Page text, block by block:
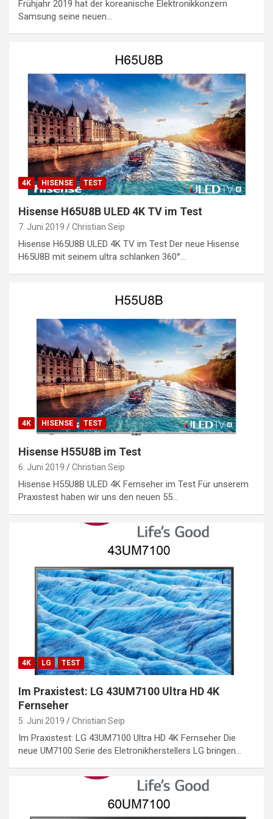
Frühjahr 2019 hat der koreanische Elektronikkonzern
Samsung seine neuen…
4K HISENSE TEST
Hisense H65U8B ULED 4K TV im Test
7. Juni 2019 Christian Seip
Hisense H65U8B ULED 4K TV im Test Der neue Hisense
H65U8B mit seinem ultra schlanken 360°…
4K HISENSE TEST
Hisense H55U8B im Test
6. Juni 2019 Christian Seip
Hisense H55U8B ULED 4K Fernseher im Test Für unserem
Praxistest haben wir uns den neuen 55…
4K LG TEST
Im Praxistest: LG 43UM7100 Ultra HD 4K
Fernseher
5. Juni 2019 Christian Seip
Im Praxistest: LG 43UM7100 Ultra HD 4K Fernseher Die
neue UM7100 Serie des Eletronikherstellers LG bringen…